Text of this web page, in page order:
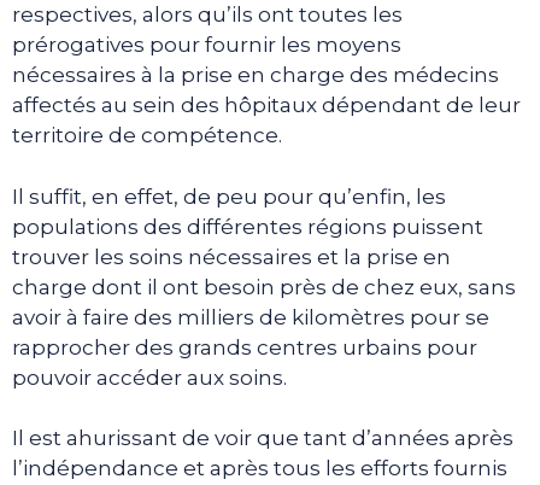
respectives, alors qu’ils ont toutes les
prérogatives pour fournir les moyens
nécessaires à la prise en charge des médecins
affectés au sein des hôpitaux dépendant de leur
territoire de compétence.
Il suffit, en effet, de peu pour qu’enfin, les
populations des différentes régions puissent
trouver les soins nécessaires et la prise en
charge dont il ont besoin près de chez eux, sans
avoir à faire des milliers de kilomètres pour se
rapprocher des grands centres urbains pour
pouvoir accéder aux soins.
Il est ahurissant de voir que tant d’années après
l’indépendance et après tous les efforts fournis